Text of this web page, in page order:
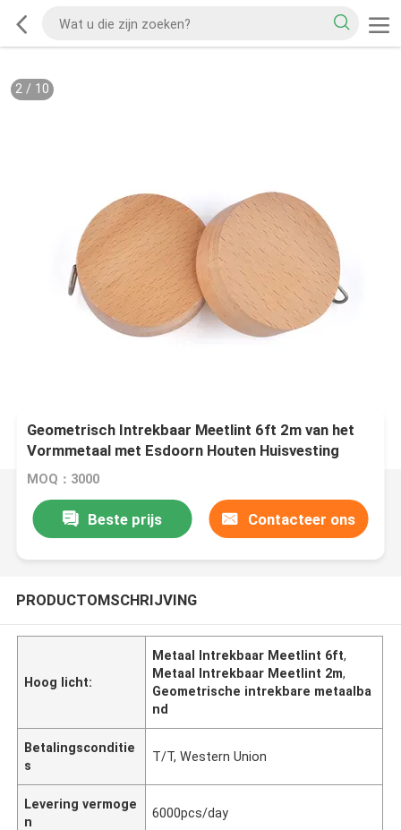
2/ 10
Geometrisch Intrekbaar Meetlint 6ft 2m van het
Vormmetaal met Esdoorn Houten Huisvesting
MOQ：3000
Beste prijs Contacteer ons
PRODUCTOMSCHRIJVING
Hoog licht:
Metaal Intrekbaar Meetlint 6ft,
Metaal Intrekbaar Meetlint 2m,
Geometrische intrekbare metaalba
nd
Betalingsconditie
s
T/T, Western Union
Levering vermoge
n
6000pcs/day